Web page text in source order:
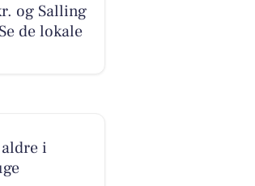
og Salling
de lokale
i